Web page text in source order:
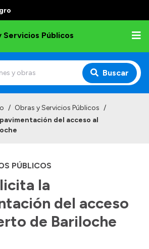
Servicios Públicos
Buscar
Públicas
/ Obras y Servicios Públicos /
del acceso al
PÚBLICOS
la
del acceso
de Bariloche